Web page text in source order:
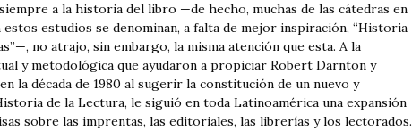
a la historia del libro —de hecho, muchas de las cátedras en
estos estudios se denominan, a falta de mejor inspiración, “Historia
no atrajo, sin embargo, la misma atención que esta. A la
y metodológica que ayudaron a propiciar Robert Darnton y
la década de 1980 al sugerir la constitución de un nuevo y
de la Lectura, le siguió en toda Latinoamérica una expansión
sobre las imprentas, las editoriales, las librerías y los lectorados.